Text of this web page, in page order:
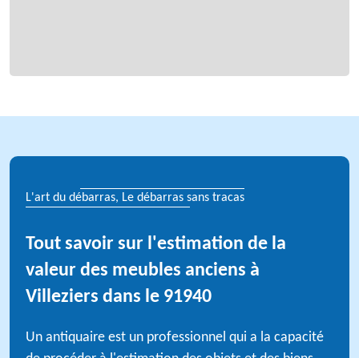
L'art du débarras, Le débarras sans tracas
Tout savoir sur l'estimation de la
valeur des meubles anciens à
Villeziers dans le 91940
Un antiquaire est un professionnel qui a la capacité